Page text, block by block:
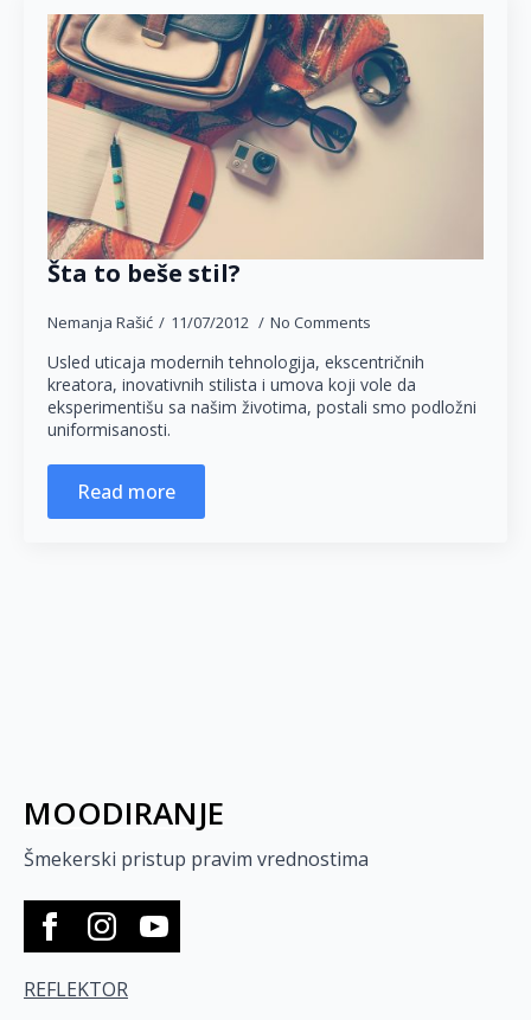
Šta to beše stil?
Nemanja Rašić 11/07/2012 No Comments
Usled uticaja modernih tehnologija, ekscentričnih
kreatora, inovativnih stilista i umova koji vole da
eksperimentišu sa našim životima, postali smo podložni
uniformisanosti.
Read more
MOODIRANJE
Šmekerski pristup pravim vrednostima
REFLEKTOR